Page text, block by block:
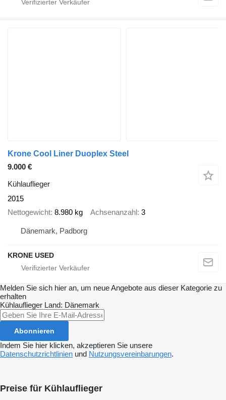
Krone Cool Liner Duoplex Steel
9.000 €
Kühlauflieger
2015
Nettogewicht 8.980 kg Achsenanzahl 3
Dänemark, Padborg
KRONE USED
Melden Sie sich hier an, um neue Angebote aus dieser Kategorie zu
erhalten
Kühlauflieger Land: Dänemark
Abonnieren
Indem Sie hier klicken, akzeptieren Sie unsere
Datenschutzrichtlinien und Nutzungsvereinbarungen.
Preise für Kühlauflieger